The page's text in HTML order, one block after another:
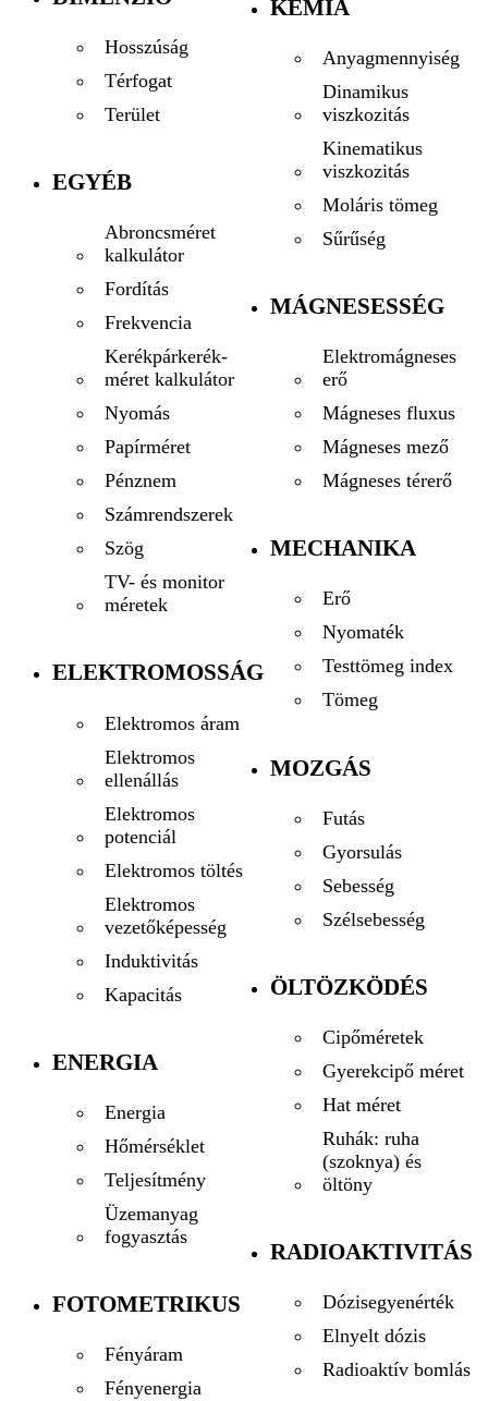
Hosszúság
Térfogat
Terület
EGYÉB
Abroncsméret
kalkulátor
Fordítás
Frekvencia
Kerékpárkerék-
méret kalkulátor
Nyomás
Papírméret
Pénznem
Számrendszerek
Szög
TV- és monitor
méretek
ELEKTROMOSSÁG
Elektromos áram
Elektromos
ellenállás
Elektromos
potenciál
Elektromos töltés
Elektromos
vezetőképesség
Induktivitás
Kapacitás
ENERGIA
Energia
Hőmérséklet
Teljesítmény
Üzemanyag
fogyasztás
FOTOMETRIKUS
Fényáram
Fényenergia
KÉMIA
Anyagmennyiség
Dinamikus
viszkozitás
Kinematikus
viszkozitás
Moláris tömeg
Sűrűség
MÁGNESESSÉG
Elektromágneses
erő
Mágneses fluxus
Mágneses mező
Mágneses térerő
MECHANIKA
Erő
Nyomaték
Testtömeg index
Tömeg
MOZGÁS
Futás
Gyorsulás
Sebesség
Szélsebesség
ÖLTÖZKÖDÉS
Cipőméretek
Gyerekcipő méret
Hat méret
Ruhák: ruha
(szoknya) és
öltöny
RADIOAKTIVITÁS
Dózisegyenérték
Elnyelt dózis
Radioaktív bomlás